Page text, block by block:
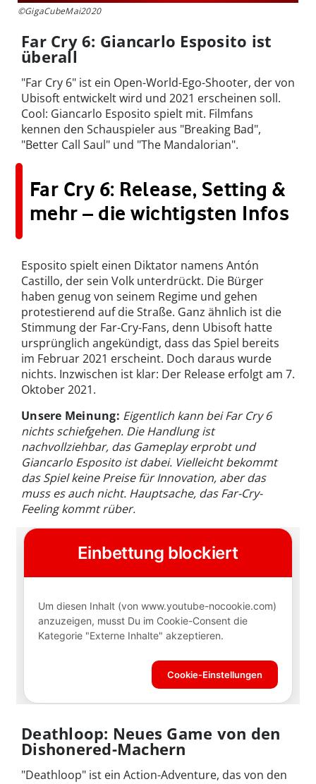
©GigaCubeMai2020
Far Cry 6: Giancarlo Esposito ist
überall
"Far Cry 6" ist ein Open-World-Ego-Shooter, der von
Ubisoft entwickelt wird und 2021 erscheinen soll.
Cool: Giancarlo Esposito spielt mit. Filmfans
kennen den Schauspieler aus "Breaking Bad",
"Better Call Saul" und "The Mandalorian".
Far Cry 6: Release, Setting &
mehr – die wichtigsten Infos
Esposito spielt einen Diktator namens Antón
Castillo, der sein Volk unterdrückt. Die Bürger
haben genug von seinem Regime und gehen
protestierend auf die Straße. Ganz ähnlich ist die
Stimmung der Far-Cry-Fans, denn Ubisoft hatte
ursprünglich angekündigt, dass das Spiel bereits
im Februar 2021 erscheint. Doch daraus wurde
nichts. Inzwischen ist klar: Der Release erfolgt am 7.
Oktober 2021.
Unsere Meinung: Eigentlich kann bei Far Cry 6
nichts schiefgehen. Die Handlung ist
nachvollziehbar, das Gameplay erprobt und
Giancarlo Esposito ist dabei. Vielleicht bekommt
das Spiel keine Preise für Innovation, aber das
muss es auch nicht. Hauptsache, das Far-Cry-
Feeling kommt rüber.
Deathloop: Neues Game von den
Dishonered-Machern
"Deathloop" ist ein Action-Adventure, das von den